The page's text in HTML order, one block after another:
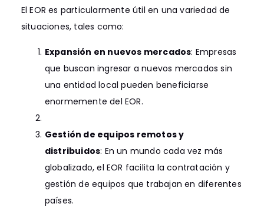
El EOR es particularmente útil en una variedad de
situaciones, tales como:
Expansión en nuevos mercados: Empresas
que buscan ingresar a nuevos mercados sin
una entidad local pueden beneficiarse
enormemente del EOR.
Gestión de equipos remotos y
distribuidos: En un mundo cada vez más
globalizado, el EOR facilita la contratación y
gestión de equipos que trabajan en diferentes
países.